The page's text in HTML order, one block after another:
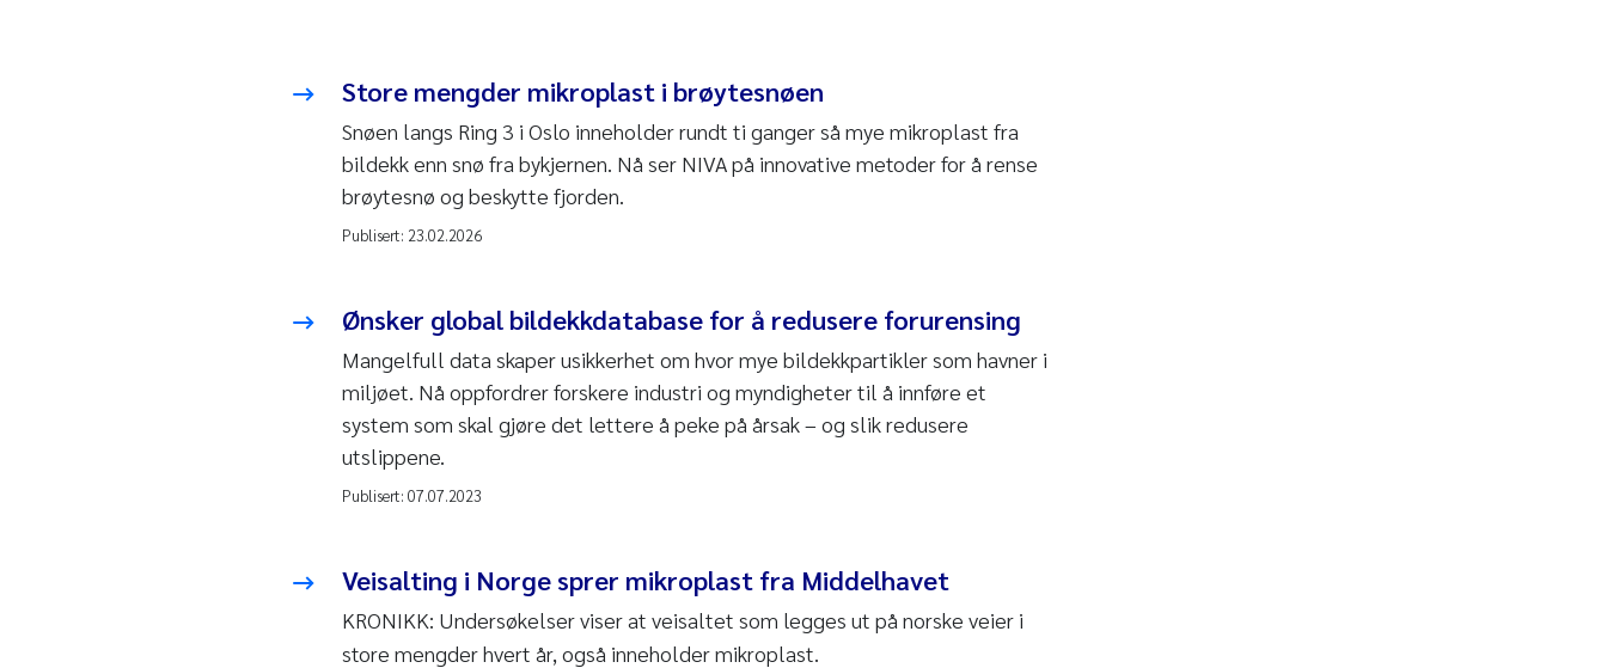
Store mengder mikroplast i brøytesnøen
Snøen langs Ring 3 i Oslo inneholder rundt ti ganger så mye mikroplast fra
bildekk enn snø fra bykjernen. Nå ser NIVA på innovative metoder for å rense
brøytesnø og beskytte fjorden.
Publisert: 23.02.2026
Ønsker global bildekkdatabase for å redusere forurensing
Mangelfull data skaper usikkerhet om hvor mye bildekkpartikler som havner i
miljøet. Nå oppfordrer forskere industri og myndigheter til å innføre et
system som skal gjøre det lettere å peke på årsak – og slik redusere
utslippene.
Publisert: 07.07.2023
Veisalting i Norge sprer mikroplast fra Middelhavet
KRONIKK: Undersøkelser viser at veisaltet som legges ut på norske veier i
store mengder hvert år, også inneholder mikroplast.